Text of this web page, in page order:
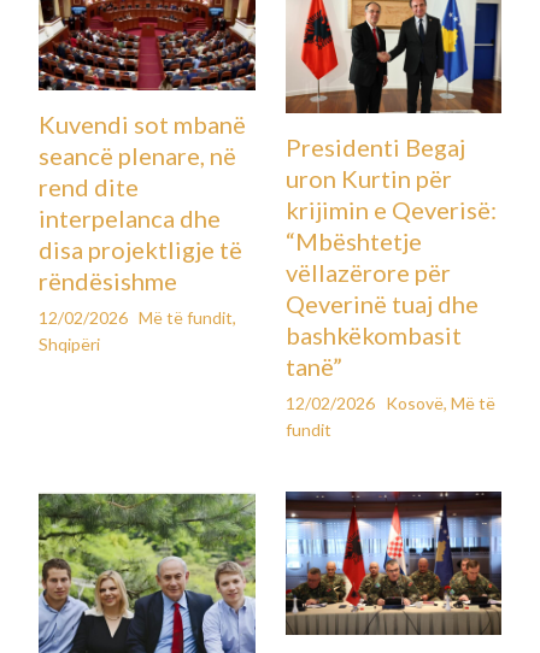
Kuvendi sot mbanë
seancë plenare, në
rend dite
interpelanca dhe
disa projektligje të
rëndësishme
12/02/2026 Më të fundit,
Shqipëri
Presidenti Begaj
uron Kurtin për
krijimin e Qeverisë:
“Mbështetje
vëllazërore për
Qeverinë tuaj dhe
bashkëkombasit
tanë”
12/02/2026 Kosovë, Më të
fundit